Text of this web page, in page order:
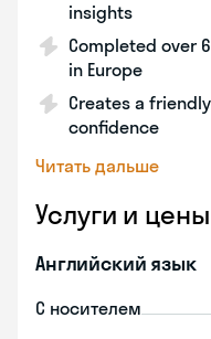
insights
Completed over
in Europe
Creates a
confidence
Читать дальше
Услуги и цены
Английский язык
С носителем